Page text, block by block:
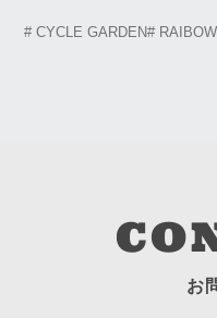
# CYCLE GARDEN# RAIBOW
お